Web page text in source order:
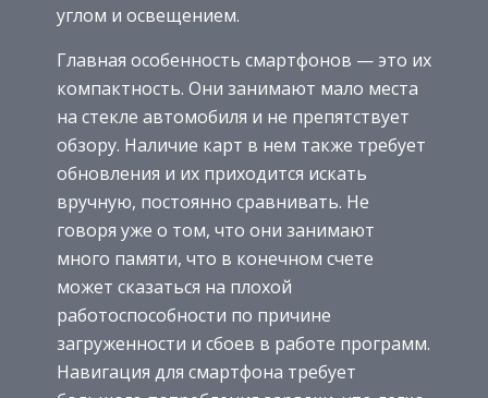
углом и освещением.
Главная особенность смартфонов — это их
компактность. Они занимают мало места
на стекле автомобиля и не препятствует
обзору. Наличие карт в нем также требует
обновления и их приходится искать
вручную, постоянно сравнивать. Не
говоря уже о том, что они занимают
много памяти, что в конечном счете
может сказаться на плохой
работоспособности по причине
загруженности и сбоев в работе программ.
Навигация для смартфона требует